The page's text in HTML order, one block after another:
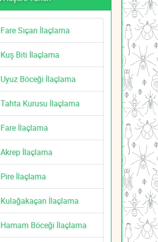
Fare Sıçan İlaçlama
Kuş Biti İlaçlama
Uyuz Böceği İlaçlama
Tahta Kurusu İlaçlama
Fare İlaçlama
Akrep İlaçlama
Pire İlaçlama
Kulağakaçan İlaçlama
Hamam Böceği İlaçlama